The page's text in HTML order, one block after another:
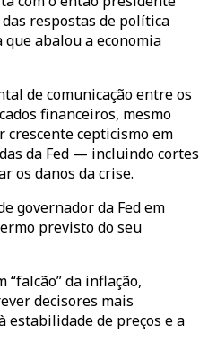
respostas de política
abalou a economia
de comunicação entre os
financeiros, mesmo
crescente cepticismo em
da Fed — incluindo cortes
os danos da crise.
governador da Fed em
previsto do seu
da inflação,
decisores mais
estabilidade de preços e a